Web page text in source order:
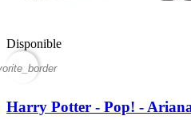
Disponible
Harry Potter - Pop! -